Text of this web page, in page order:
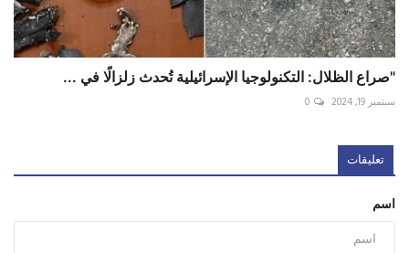
"صراع الظلال: التكنولوجيا الإسرائيلية تُحدث زلزالًا في ...
سبتمبر 19, 2024 0
تعليقات
اسم